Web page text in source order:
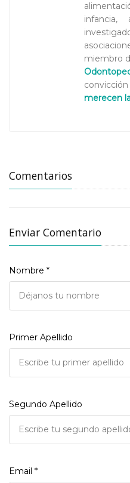
miembro
merecen
Comentarios
Enviar Comentario
Nombre *
Primer Apellido
Segundo Apellido
Email *